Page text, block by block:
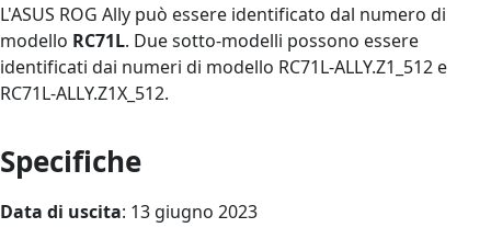
L'ASUS ROG Ally può essere identificato dal numero di
modello RC71L. Due sotto-modelli possono essere
identificati dai numeri di modello RC71L-ALLY.Z1_512 e
RC71L-ALLY.Z1X_512.
Specifiche
Data di uscita: 13 giugno 2023